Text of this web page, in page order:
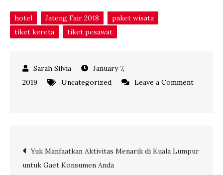
hotel Jateng Fair 2018
paket wisata
tiket kereta
tiket pesawat
January 7,
2019
Uncategorized
Leave a Comment
Kembali
Digelar,
Post
Yuk Manfaatkan Aktivitas Menarik di Kuala Lumpur
untuk Gaet Konsumen Anda